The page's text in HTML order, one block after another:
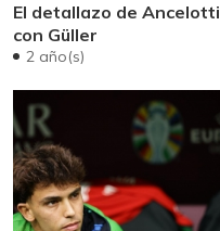
El detallazo de Ancelotti
con Güller
2 año(s)